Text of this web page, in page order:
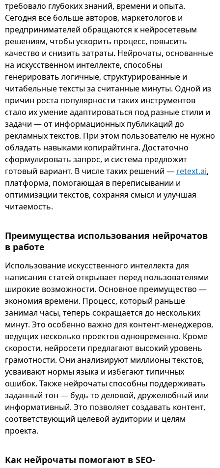
требовало глубоких знаний, времени и опыта.
Сегодня всё больше авторов, маркетологов и
предпринимателей обращаются к нейросетевым
решениям, чтобы ускорить процесс, повысить
качество и снизить затраты. Нейрочаты, основанные
на искусственном интеллекте, способны
генерировать логичные, структурированные и
читабельные тексты за считанные минуты. Одной из
причин роста популярности таких инструментов
стало их умение адаптироваться под разные стили и
задачи — от информационных публикаций до
рекламных текстов. При этом пользователю не нужно
обладать навыками копирайтинга. Достаточно
сформулировать запрос, и система предложит
готовый вариант. В числе таких решений — retext.ai,
платформа, помогающая в переписывании и
оптимизации текстов, сохраняя смысл и улучшая
читаемость.
Преимущества использования нейрочатов
в работе
Использование искусственного интеллекта для
написания статей открывает перед пользователями
широкие возможности. Основное преимущество —
экономия времени. Процесс, который раньше
занимал часы, теперь сокращается до нескольких
минут. Это особенно важно для контент-менеджеров,
ведущих несколько проектов одновременно. Кроме
скорости, нейросети предлагают высокий уровень
грамотности. Они анализируют миллионы текстов,
усваивают нормы языка и избегают типичных
ошибок. Также нейрочаты способны поддерживать
заданный тон — будь то деловой, дружелюбный или
информативный. Это позволяет создавать контент,
соответствующий целевой аудитории и целям
проекта.
Как нейрочаты помогают в SEO-